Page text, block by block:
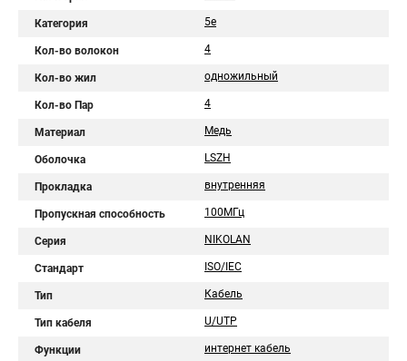
Категория 5e
Кол-во волокон 4
Кол-во жил одножильный
Кол-во Пар 4
Материал Медь
Оболочка LSZH
Прокладка внутренняя
Пропускная способность 100МГц
Серия NIKOLAN
Стандарт ISO/IEC
Тип Кабель
Тип кабеля U/UTP
Функции интернет кабель